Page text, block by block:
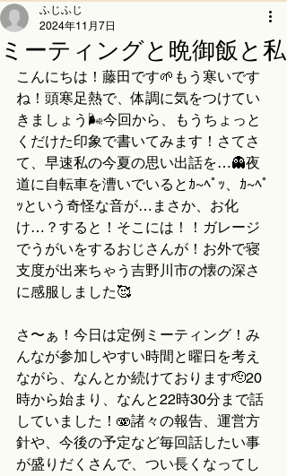
ミーティングと晩御飯と私
ふじふじ
2024年11月7日
こんにちは！藤田です🌱もう寒いです
ね！頭寒足熱で、体調に気をつけてい
きましょう🌬️今回から、もうちょっと
くだけた印象で書いてみます！さてさ
て、早速私の今夏の思い出話を…👻夜
道に自転車を漕いでいるとｶ~ﾍﾟｯ、ｶ~ﾍﾟ
ｯという奇怪な音が…まさか、お化
け…？すると！そこには！！ガレージ
でうがいをするおじさんが！お外で寝
支度が出来ちゃう吉野川市の懐の深さ
に感服しました🥰
さ〜ぁ！今日は定例ミーティング！み
んなが参加しやすい時間と曜日を考え
ながら、なんとか続けております🫡20
時から始まり、なんと22時30分まで話
していました！🫨諸々の報告、運営方
針や、今後の予定など毎回話したい事
が盛りだくさんで、つい長くなってし